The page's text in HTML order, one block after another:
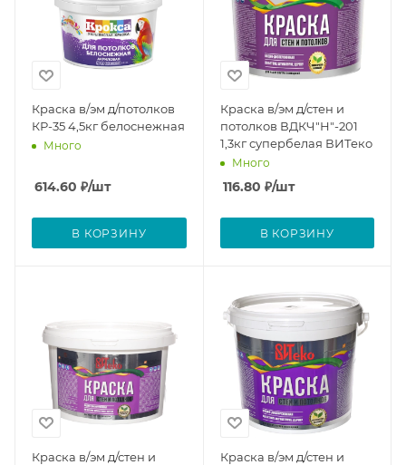
Краска в/эм д/потолков
КР-35 4,5кг белоснежная
Много
614.60 ₽/шт
В КОРЗИНУ
Краска в/эм д/стен и
потолков ВДКЧ"Н"-201
1,3кг супербелая ВИТеко
Много
116.80 ₽/шт
В КОРЗИНУ
Краска в/эм д/стен и
Краска в/эм д/стен и